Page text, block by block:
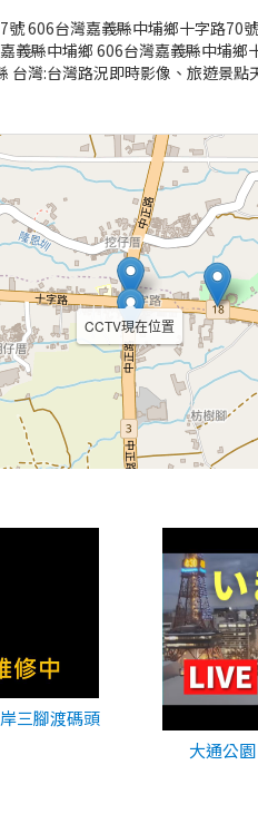
606台灣嘉義縣中埔鄉十字路70
義縣中埔鄉 606台灣嘉義縣中埔鄉
台灣:台灣路況即時影像、旅遊景點
CCTV現在位置
三腳渡碼頭
大通公